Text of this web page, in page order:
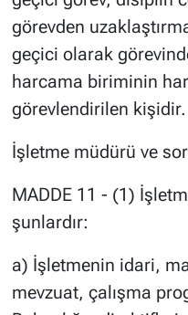
görevden
geçici olarak
harcama biriminin
görevlendirilen kişidir.
İşletme müdürü ve
MADDE 11 - (1)
şunlardır:
a) İşletmenin idari,
mevzuat, çalışma